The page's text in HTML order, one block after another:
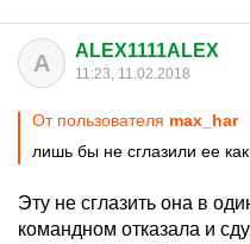
A ALEX1111ALEX
11:23, 11.02.2018
От пользователя max_har
лишь бы не сглазили ее
Эту не сглазить она в
командном отказала и